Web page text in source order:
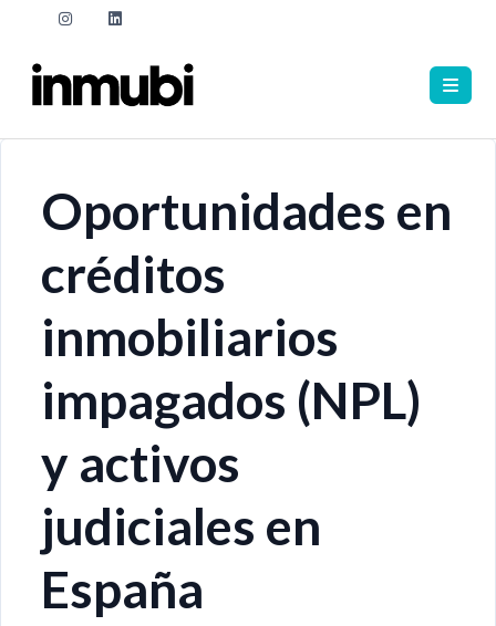
Oportunidades en
créditos
inmobiliarios
impagados (NPL)
y activos
judiciales en
España